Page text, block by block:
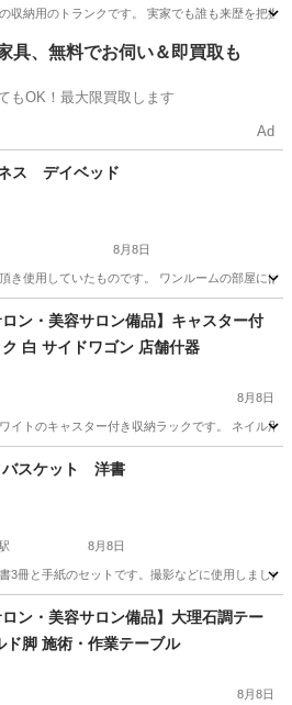
収納用のトランクです。 実家でも誰も来歴を把
収納家具
具、無料でお伺い＆即買取も
もOK！最大限買取します
Ad
ネス デイベッド
8月8日
き使用していたものです。 ワンルームの部屋に
ロン・美容サロン備品】キャスター付
白 サイドワゴン 店舗什器
8月8日
イトのキャスター付き収納ラックです。 ネイル
収納家具 ネイルサロン
バスケット 洋書
8月8日
3冊と手紙のセットです。撮影などに使用しました
駅 家具
ロン・美容サロン備品】大理石調テー
ド脚 施術・作業テーブル
8月8日